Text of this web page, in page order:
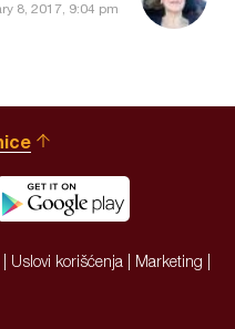
8, 2017, 9:04 pm
Uslovi korišćenja Marketing